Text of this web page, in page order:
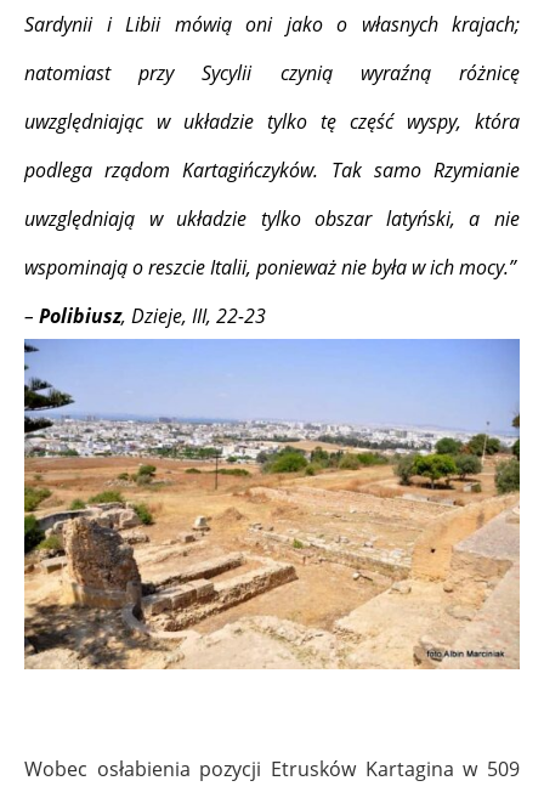
Sardynii i Libii mówią oni jako o własnych krajach;
natomiast przy Sycylii czynią wyraźną różnicę
uwzględniając w układzie tylko tę część wyspy, która
podlega rządom Kartagińczyków. Tak samo Rzymianie
uwzględniają w układzie tylko obszar latyński, a nie
wspominają o reszcie Italii, ponieważ nie była w ich mocy.”
– Polibiusz, Dzieje, III, 22-23
Wobec osłabienia pozycji Etrusków Kartagina w 509